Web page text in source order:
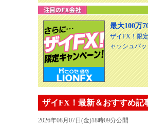
最大100万
ザイFX！限
ャッシュバッ
ザイFX！最新＆おすすめ記
2026年08月07日(金)18時09分公開